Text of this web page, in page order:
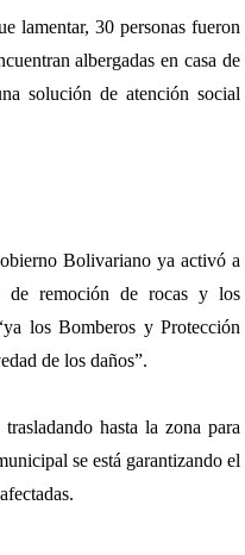
lamentar, 30 personas fueron
albergadas en casa de
solución de atención social
Bolivariano ya activó a
de remoción de rocas y los
los Bomberos y Protección
de los daños”.
hasta la zona para
se está garantizando el